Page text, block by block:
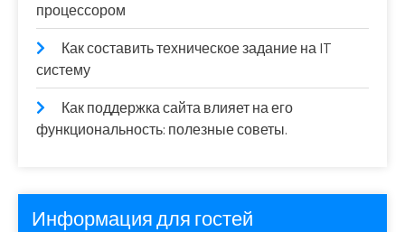
процессором
Как составить техническое задание на IT
систему
Как поддержка сайта влияет на его
функциональность: полезные советы.
Информация для гостей